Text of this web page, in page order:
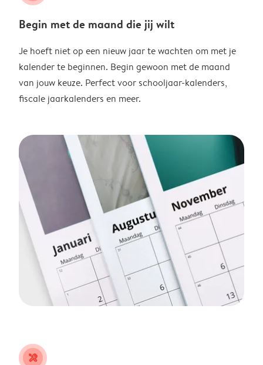
Begin met de maand die jij wilt
Je hoeft niet op een nieuw jaar te wachten om met je
kalender te beginnen. Begin gewoon met de maand
van jouw keuze. Perfect voor schooljaar-kalenders,
fiscale jaarkalenders en meer.
tools